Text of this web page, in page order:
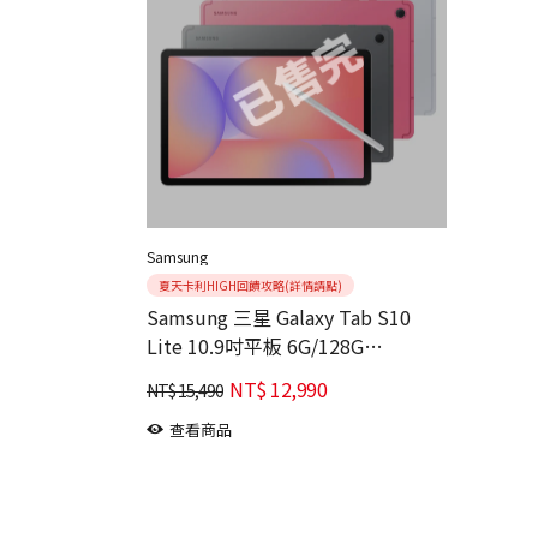
Samsung
夏天卡利HIGH回饋攻略(詳情請點)
Samsung 三星 Galaxy Tab S10
Lite 10.9吋平板 6G/128G
NT$15,490 NT$12,990
查看商品